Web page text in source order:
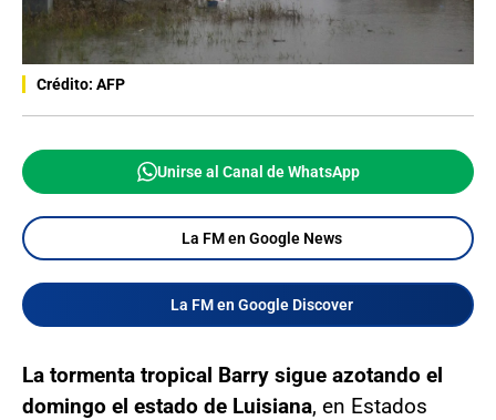
Crédito: AFP
Unirse al Canal de WhatsApp
La FM en Google News
La FM en Google Discover
La tormenta tropical Barry sigue azotando el
domingo el estado de Luisiana, en Estados